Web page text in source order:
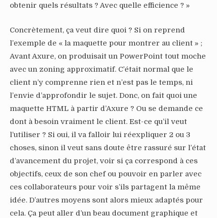
obtenir quels résultats ? Avec quelle efficience ? »
Concrètement, ça veut dire quoi ? Si on reprend
l’exemple de « la maquette pour montrer au client » ;
Avant Axure, on produisait un PowerPoint tout moche
avec un zoning approximatif. C’était normal que le
client n’y comprenne rien et n’est pas le temps, ni
l’envie d’approfondir le sujet. Donc, on fait quoi une
maquette HTML à partir d’Axure ? Ou se demande ce
dont à besoin vraiment le client. Est-ce qu’il veut
l’utiliser ? Si oui, il va falloir lui réexpliquer 2 ou 3
choses, sinon il veut sans doute être rassuré sur l’état
d’avancement du projet, voir si ça correspond à ces
objectifs, ceux de son chef ou pouvoir en parler avec
ces collaborateurs pour voir s’ils partagent la même
idée. D’autres moyens sont alors mieux adaptés pour
cela. Ça peut aller d’un beau document graphique et